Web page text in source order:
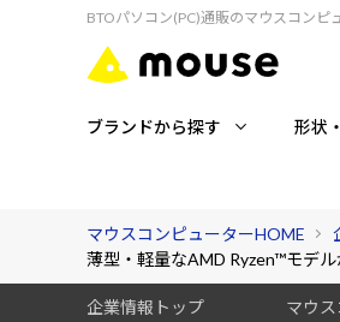
BTOパソコン(PC)通販のマウスコンピ
ブランドから探す 形状
マウスコンピューターHOME
薄型・軽量なAMD Ryzen™モデ
企業情報トップ マウ